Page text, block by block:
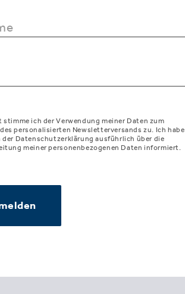
stimme ich der Verwendung meiner Daten zum
personalisierten Newsletterversands zu. Ich habe
der Datenschutzerklärung ausführlich über die
meiner personenbezogenen Daten informiert.